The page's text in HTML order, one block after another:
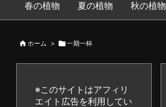
春の植物 夏の植物 秋の植物
 ホーム > 一期一杯
※このサイトはアフィリ
エイト広告を利用してい